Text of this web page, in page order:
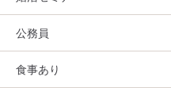
公務員
食事あり